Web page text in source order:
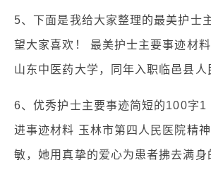
5、下面是我给大家整理的最美护士
望大家喜欢！ 最美护士主要事迹材
山东中医药大学，同年入职临邑县人
6、优秀护士主要事迹简短的100字
进事迹材料 玉林市第四人民医院精
敏，她用真挚的爱心为患者拂去满身